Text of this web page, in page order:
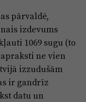
politika
kodekss
noteikumi
paziņojumi
pārvaldē,
izdevums
1069 sugu (to
ne vien
izzudušām
ir gandrīz
datu un